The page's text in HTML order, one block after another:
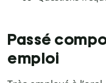
Passé
emploi